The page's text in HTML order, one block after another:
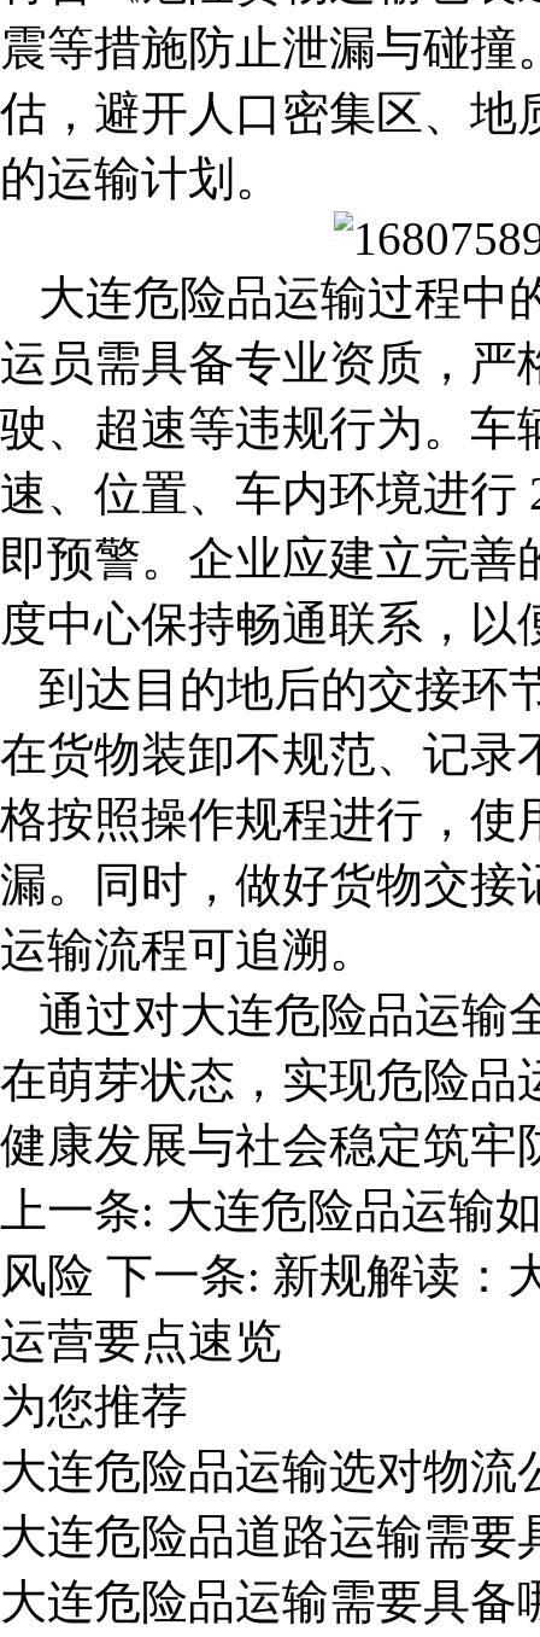
震等措施防止泄漏与碰
估，避开人口密集区、地
的运输计划。
大连危险品运输过程中
运员需具备专业资质，严
驶、超速等违规行为。车
速、位置、车内环境进行
即预警。企业应建立完
度中心保持畅通联系，
到达目的地后的交接环
在货物装卸不规范、记录
格按照操作规程进行，使
漏。同时，做好货物交接
运输流程可追溯。
通过对大连危险品运输
在萌芽状态，实现危险品
健康发展与社会稳定筑牢
上一条: 大连危险品运输
风险 下一条: 新规解读：
运营要点速览
为您推荐
大连危险品运输选对物
大连危险品道路运输需
大连危险品运输需要具备